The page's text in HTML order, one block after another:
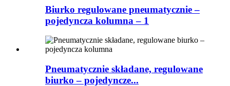
Biurko regulowane pneumatycznie –
pojedyncza kolumna – 1
Pneumatycznie składane, regulowane
biurko – pojedyncze...